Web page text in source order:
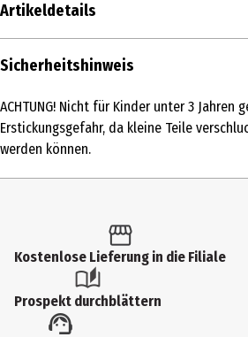
Artikeldetails
Inhalt
Produkttyp
Adventskalender
Altersempfehlung ab
Altersempfehlung bis
11 Jahre
Artikelnummer des Herstellers
Sicherheitshinweis
ACHTUNG! Nicht für Kinder unter 3 Jahren
Erstickungsgefahr, da kleine Teile
werden können.
Kostenlose Lieferung in die Filiale
Prospekt durchblättern